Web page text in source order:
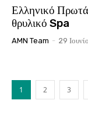
Ελληνικό
θρυλικό Spa
AMN Team - 29
1 2 3